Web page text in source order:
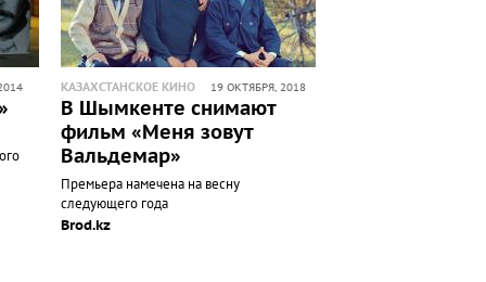
КАЗАХСТАНСКОЕ КИНО 19 ОКТЯБРЯ, 2018
В Шымкенте снимают
фильм «Меня зовут
Вальдемар»
Премьера намечена на весну
следующего года
Brod.kz